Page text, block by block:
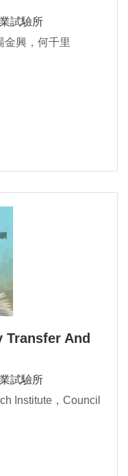
試驗所
金興，何千里
And
試驗所
Institute，Council